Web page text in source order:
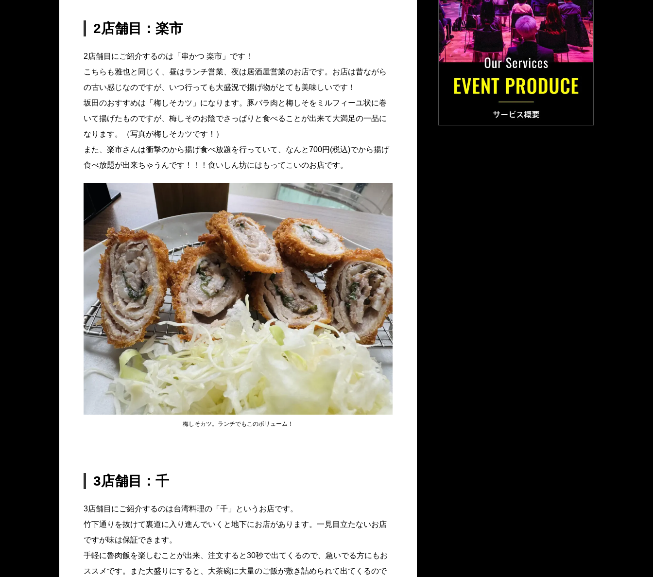
2店舗目：楽市
2店舗目にご紹介するのは「串かつ 楽市」です！
こちらも雅也と同じく、昼はランチ営業、夜は居酒屋営業のお店です。お店は昔ながら
の古い感じなのですが、いつ行っても大盛況で揚げ物がとても美味しいです！
坂田のおすすめは「梅しそカツ」になります。豚バラ肉と梅しそをミルフィーユ状に巻
いて揚げたものですが、梅しそのお陰でさっぱりと食べることが出来て大満足の一品に
なります。（写真が梅しそカツです！）
また、楽市さんは衝撃のから揚げ食べ放題を行っていて、なんと700円(税込)でから揚げ
食べ放題が出来ちゃうんです！！！食いしん坊にはもってこいのお店です。
梅しそカツ。ランチでもこのボリューム！
3店舗目：千
3店舗目にご紹介するのは台湾料理の「千」というお店です。
竹下通りを抜けて裏道に入り進んでいくと地下にお店があります。一見目立たないお店
ですが味は保証できます。
手軽に魯肉飯を楽しむことが出来、注文すると30秒で出てくるので、急いでる方にもお
ススメです。また大盛りにすると、大茶碗に大量のご飯が敷き詰められて出てくるので